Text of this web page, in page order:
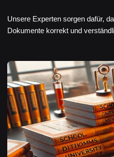
Unsere Experten sorgen dafür,
Dokumente korrekt und